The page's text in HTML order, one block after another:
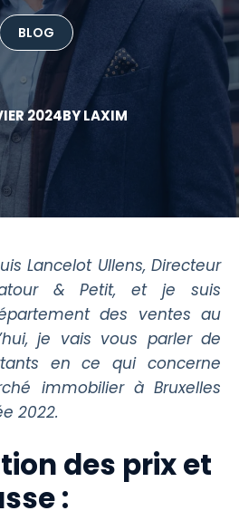
BLOG
2024BYLAXIM
Lancelot Ullens, Directeur
& Petit, et je suis
des ventes au
je vais vous parler de
en ce qui concerne
immobilier à Bruxelles
2022.
des prix et
: